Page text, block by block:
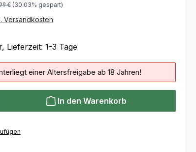
€ (30.03% gespart)
Versandkosten
Lieferzeit: 1-3 Tage
einer Altersfreigabe ab 18 Jahren!
In den Warenkorb